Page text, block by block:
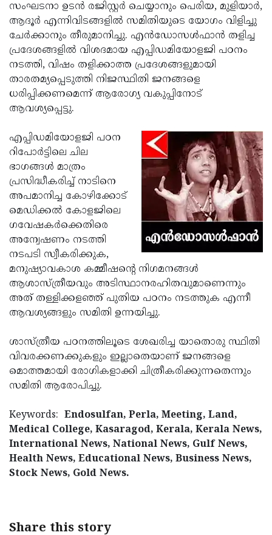
സംഘടനാ ഉടന്‍ രജിസ്റ്റര്‍ ചെയ്യാനും പെരിയ, മുളിയാര്‍,
ആദൂര്‍ എന്നിവിടങ്ങളില്‍ സമിതിയുടെ യോഗം വിളിച്ചു
ചേര്‍ക്കാനും തീരുമാനിച്ചു. എന്‍ഡോസള്‍ഫാന്‍ തളിച്ച
പ്രദേശങ്ങളില്‍ വിശദമായ എപ്പിഡമിയോളജി പഠനം
നടത്തി, വിഷം തളിക്കാത്ത പ്രദേശങ്ങളുമായി
താരതമ്യപ്പെടുത്തി നിജസ്ഥിതി ജനങ്ങളെ
ധരിപ്പിക്കണമെന്ന് ആരോഗ്യ വകുപ്പിനോട്
ആവശ്യപ്പെട്ടു.
എപ്പിഡമിയോളജി പഠന
റിപോര്‍ട്ടിലെ ചില
ഭാഗങ്ങള്‍ മാത്രം
പ്രസിദ്ധീകരിച്ച് നാടിനെ
അപമാനിച്ച കോഴിക്കോട്
മെഡിക്കല്‍ കോളജിലെ
ഗവേഷകര്‍ക്കെതിരെ
അന്വേഷണം നടത്തി
നടപടി സ്വീകരിക്കുക,
മനുഷ്യാവകാശ കമ്മീഷന്റെ നിഗമനങ്ങള്‍
ആശാസ്ത്രീയവും അടിസ്ഥാനരഹിതവുമാണെന്നും
അത് തള്ളിക്കളഞ്ഞ് പുതിയ പഠനം നടത്തുക എന്നീ
ആവശ്യങ്ങളും സമിതി ഉന്നയിച്ചു.
ശാസ്ത്രീയ പഠനത്തിലൂടെ ശേഖരിച്ച യാതൊരു സ്ഥിതി
വിവരക്കണക്കുകളും ഇല്ലാതെയാണ് ജനങ്ങളെ
മൊത്തമായി രോഗികളാക്കി ചിത്രീകരിക്കുന്നതെന്നും
സമിതി ആരോപിച്ചു.
Keywords: Endosulfan, Perla, Meeting, Land,
Medical College, Kasaragod, Kerala, Kerala News,
International News, National News, Gulf News,
Health News, Educational News, Business News,
Stock News, Gold News.
Share this story